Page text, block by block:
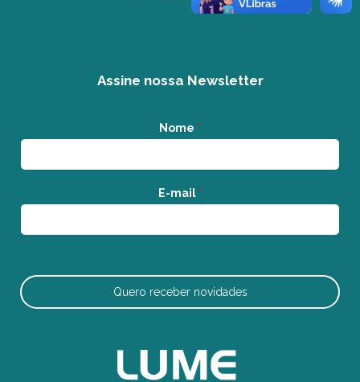
Assine nossa Newsletter
Nome *
E-mail *
Quero receber novidades